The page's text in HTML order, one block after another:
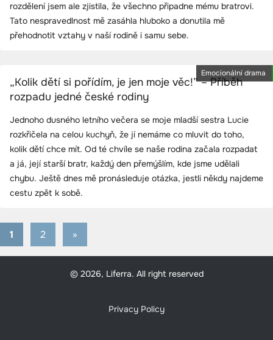
rozdělení jsem ale zjistila, že všechno připadne mému bratrovi.
Tato nespravedlnost mě zasáhla hluboko a donutila mě
přehodnotit vztahy v naší rodině i samu sebe.
Emocionální drama
„Kolik dětí si pořídím, je jen moje věc!” – Příběh
rozpadu jedné české rodiny
Jednoho dusného letního večera se moje mladší sestra Lucie
rozkřičela na celou kuchyň, že jí nemáme co mluvit do toho,
kolik dětí chce mít. Od té chvíle se naše rodina začala rozpadat
a já, její starší bratr, každý den přemýšlím, kde jsme udělali
chybu. Ještě dnes mě pronásleduje otázka, jestli někdy najdeme
cestu zpět k sobě.
Stránkování
příspěvků
1 2
Next
»
© 2026, Liferra. All right reserved
Privacy Policy